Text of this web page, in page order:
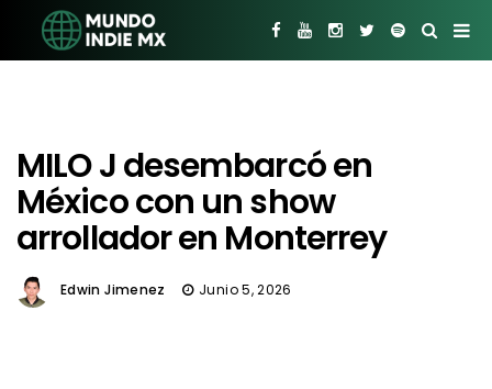
MILO J desembarcó en
México con un show
arrollador en Monterrey
Edwin Jimenez Junio 5, 2026